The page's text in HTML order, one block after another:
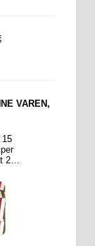
VAREN,
15
2-i-